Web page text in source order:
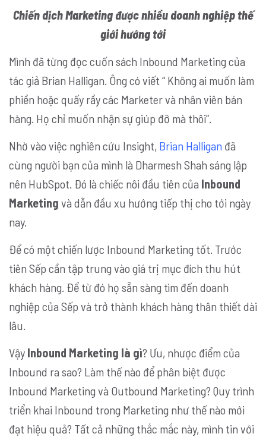
Chiến dịch Marketing được nhiều doanh nghiệp thế
giới hướng tới
Mình đã từng đọc cuốn sách Inbound Marketing của
tác giả Brian Halligan. Ông có viết “ Không ai muốn làm
phiền hoặc quấy rầy các Marketer và nhân viên bán
hàng. Họ chỉ muốn nhận sự giúp đỡ mà thôi”.
Nhờ vào việc nghiên cứu Insight, Brian Halligan đã
cùng người bạn của mình là Dharmesh Shah sáng lập
nên HubSpot. Đó là chiếc nôi đầu tiên của Inbound
Marketing và dẫn đầu xu hướng tiếp thị cho tới ngày
nay.
Để có một chiến lược Inbound Marketing tốt. Trước
tiên Sếp cần tập trung vào giá trị mục đích thu hút
khách hàng. Để từ đó họ sẵn sàng tìm đến doanh
nghiệp của Sếp và trở thành khách hàng thân thiết dài
lâu.
Vậy Inbound Marketing là gì? Ưu, nhược điểm của
Inbound ra sao? Làm thế nào để phân biệt được
Inbound Marketing và Outbound Marketing? Quy trình
triển khai Inbound trong Marketing như thế nào mới
đạt hiệu quả? Tất cả những thắc mắc này, mình tin với